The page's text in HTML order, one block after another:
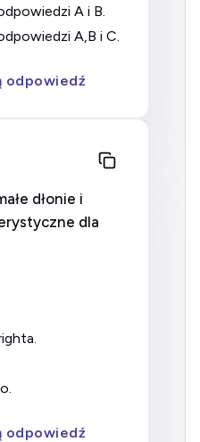
A i B.
A,B i C.
odpowiedź
dłonie i
dla
odpowiedź